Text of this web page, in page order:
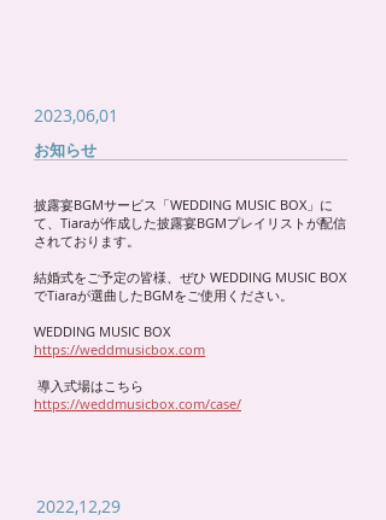
2023,06,01
お知らせ
披露宴BGMサービス「WEDDING MUSIC BOX」に
て、Tiaraが作成した披露宴BGMプレイリストが配信
されております。
結婚式をご予定の皆様、ぜひ WEDDING MUSIC BOX
でTiaraが選曲したBGMをご使用ください。
WEDDING MUSIC BOX
https://weddmusicbox.com
導入式場はこちら
https://weddmusicbox.com/case/
2022,12,29